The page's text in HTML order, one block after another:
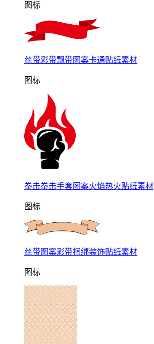
图标
丝带彩带飘带图案卡通贴纸素材
图标
拳击拳击手套图案火焰热火贴纸素材
图标
丝带图案彩带捆绑装饰贴纸素材
图标